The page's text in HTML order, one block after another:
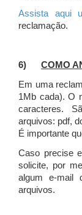
Assista aqui
reclamação.
6) COMO
Em uma
1Mb cada). O
caracteres.
arquivos: pdf,
É importante
Caso precise
solicite, por
algum e-mail
arquivos.